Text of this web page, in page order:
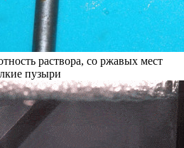
раствора, со ржавых мест
пузыри